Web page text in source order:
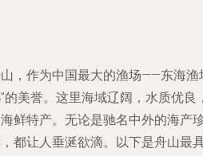
，作为中国最大的渔场——东海渔
的美誉。这里海域辽阔，水质优
鲜特产。无论是驰名中外的海产
都让人垂涎欲滴。以下是舟山最